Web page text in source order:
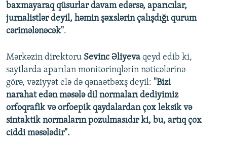
baxmayaraq qüsurlar davam edərsə, aparıcılar,
jurnalistlər deyil, həmin şəxslərin çalışdığı qurum
cərimələnəcək".
Mərkəzin direktoru Sevinc Əliyeva qeyd edib ki,
saytlarda aparılan monitorinqlərin nəticələrinə
görə, vəziyyət elə də qənaətbəxş deyil: "Bizi
narahat edən məsələ dil normaları dediyimiz
orfoqrafik və orfoepik qaydalardan çox leksik və
sintaktik normaların pozulmasıdır ki, bu, artıq çox
ciddi məsələdir".